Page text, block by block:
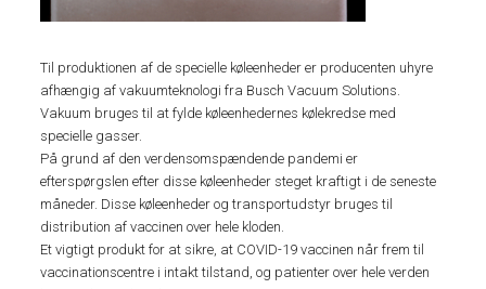
Til produktionen af de specielle køleenheder er producenten uhyre
afhængig af vakuumteknologi fra Busch Vacuum Solutions.
Vakuum bruges til at fylde køleenhedernes kølekredse med
specielle gasser.
På grund af den verdensomspændende pandemi er
efterspørgslen efter disse køleenheder steget kraftigt i de seneste
måneder. Disse køleenheder og transportudstyr bruges til
distribution af vaccinen over hele kloden.
Et vigtigt produkt for at sikre, at COVID-19 vaccinen når frem til
vaccinationscentre i intakt tilstand, og patienter over hele verden